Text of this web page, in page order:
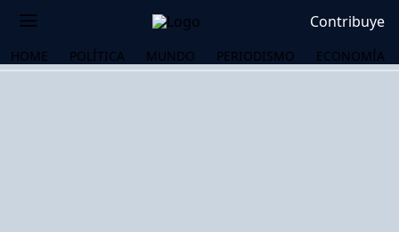
Contribuye
HOME POLÍTICA MUNDO PERIODISMO ECONOMÍA